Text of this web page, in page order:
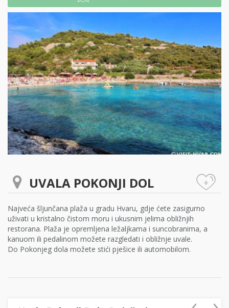
UVALA POKONJI DOL +
Najveća šljunčana plaža u gradu Hvaru, gdje ćete zasigurno
uživati u kristalno čistom moru i ukusnim jelima obližnjih
restorana. Plaža je opremljena ležaljkama i suncobranima, a
kanuom ili pedalinom možete razgledati i obližnje uvale.
Do Pokonjeg dola možete stići pješice ili automobilom.